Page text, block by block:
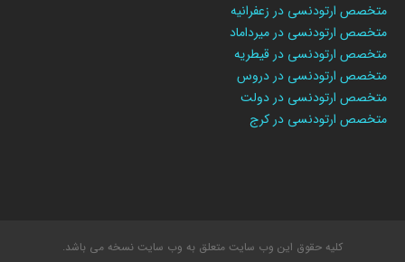
متخصص ارتودنسی در زعفرانیه
متخصص ارتودنسی در میرداماد
متخصص ارتودنسی در قیطریه
متخصص ارتودنسی در دروس
متخصص ارتودنسی در دولت
متخصص ارتودنسی در کرج
کلیه حقوق این وب سایت متعلق به وب سایت نسخه می باشد.